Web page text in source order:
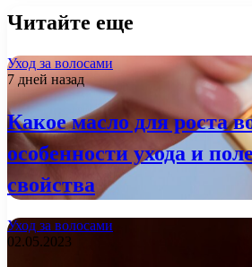
Читайте еще
Уход за волосами
7 дней назад
Какое масло для роста
особенности ухода и
свойства
Уход за волосами
02.05.2023